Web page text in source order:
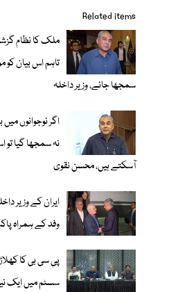
Related items
تاہم اس بیان کو
سمجھا جائے، وزیر داخلہ
اگر نوجوانوں
نہ سمجھا گیا
آسکتے ہیں، محسن نقوی
ایران کے وزیر
وفد کے ہمراہ
پی سی بی کا
سسٹم میں ایک